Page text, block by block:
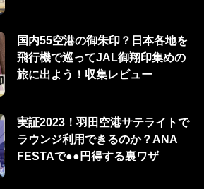
国内55空港の御朱印？日本各地を
飛行機で巡ってJAL御翔印集めの
旅に出よう！収集レビュー
実証2023！羽田空港サテライトで
ラウンジ利用できるのか？ANA
FESTAで●●円得する裏ワザ